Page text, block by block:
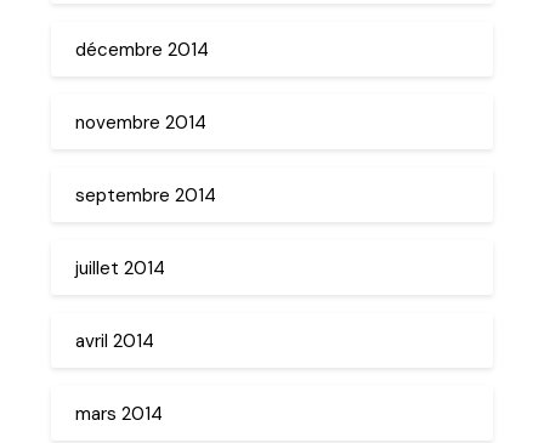
décembre 2014
novembre 2014
septembre 2014
juillet 2014
avril 2014
mars 2014